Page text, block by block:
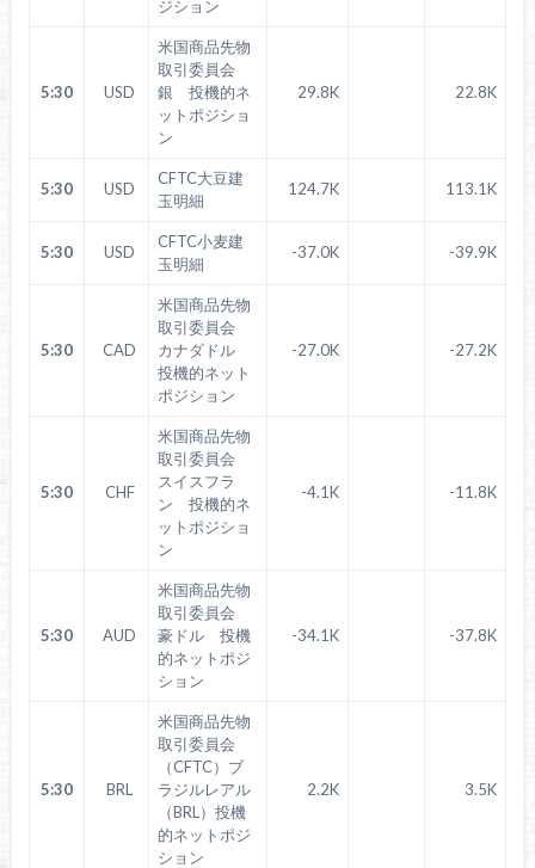
ジション
5:30 USD
米国商品先物
取引委員会
銀 投機的ネ
ットポジショ
ン
29.8K 22.8K
5:30 USD
CFTC大豆建
玉明細
124.7K 113.1K
5:30 USD
CFTC小麦建
玉明細
-37.0K -39.9K
5:30 CAD
米国商品先物
取引委員会
カナダドル
投機的ネット
ポジション
-27.0K -27.2K
5:30 CHF
米国商品先物
取引委員会
スイスフラ
ン 投機的ネ
ットポジショ
ン
-4.1K -11.8K
5:30 AUD
米国商品先物
取引委員会
豪ドル 投機
的ネットポジ
ション
-34.1K -37.8K
5:30 BRL
米国商品先物
取引委員会
（CFTC）ブ
ラジルレアル
（BRL）投機
的ネットポジ
ション
2.2K 3.5K